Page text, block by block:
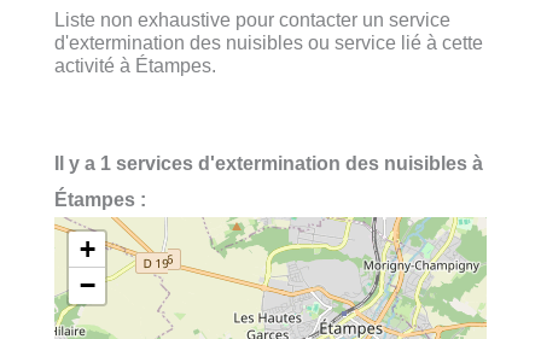
Liste non exhaustive pour contacter un service
d'extermination des nuisibles ou service lié à cette
activité à Étampes.
Il y a 1 services d'extermination des nuisibles à
Étampes :
+
−